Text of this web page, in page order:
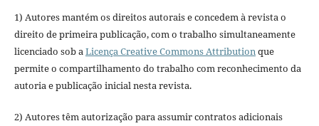
1) Autores mantém os direitos autorais e concedem à revista o
direito de primeira publicação, com o trabalho simultaneamente
licenciado sob aLicença Creative Commons Attributionque
permite o compartilhamento do trabalho com reconhecimento da
autoria e publicação inicial nesta revista.
2) Autores têm autorização para assumir contratos adicionais